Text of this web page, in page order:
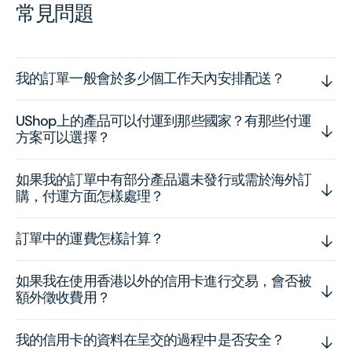
常見問題
我的訂單一般會於多少個工作天內安排配送？
UShop上的產品可以付運到那些國家？有那些付運
方案可以選擇？
如果我的訂單中有部分產品還未發行或需於海外訂
購，付運方面怎樣處理？
訂單中的運費怎樣計算？
如果我在使用香港以外的信用卡進行交易，會否被
額外徵收費用？
我的信用卡的資料在呈交的過程中是否安全？